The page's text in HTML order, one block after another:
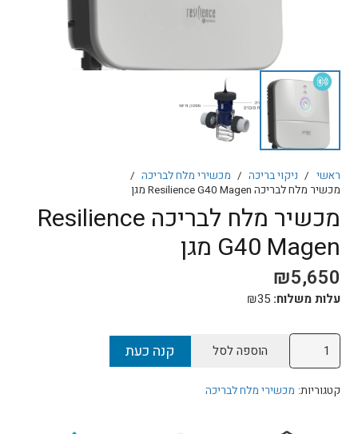
ראשי / ניקוי בריכה / מכשירי מלח לבריכה /
מכשיר מלח לבריכה Resilience G40 Magen מגן
מכשיר מלח לבריכה Resilience
G40 Magen מגן
₪5,650
עלות משלוח: ₪35
כמות
של
מכשיר
הוספה לסל קנה כעת
קטגוריות: מכשירי מלח לבריכה